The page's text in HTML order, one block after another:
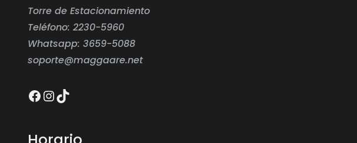
Torre de Estacionamiento
Teléfono: 2230-5960
Whatsapp: 3659-5088
soporte@maggaare.net
Facebook
Instagram
TikTok